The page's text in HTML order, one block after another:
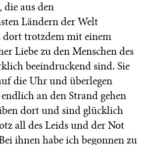
die aus den
Ländern der Welt
dort trotzdem mit einem
Liebe zu den Menschen des
beeindruckend sind. Sie
die Uhr und überlegen
an den Strand gehen
dort und sind glücklich
all des Leids und der Not
ihnen habe ich begonnen zu